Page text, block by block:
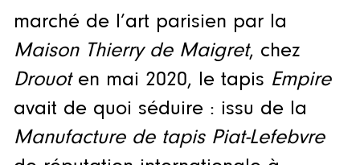
marché de l’art parisien par la
Maison Thierry de Maigret, chez
Drouoten mai 2020, le tapis Empire
avait de quoi séduire : issu de la
Manufacture de tapis Piat-Lefebvre